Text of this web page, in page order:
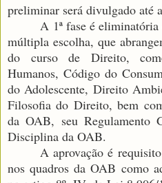
preliminar será divulgado até
A 1ª fase é
múltipla escolha, que
do curso de Direito,
Humanos, Código do
do Adolescente, Direito
Filosofia do Direito, bem
da OAB, seu Regulamento
Disciplina da OAB.
A aprovação é
nos quadros da OAB como